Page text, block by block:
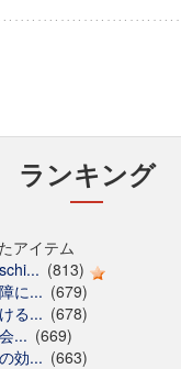
ランキング
アイテム
(813)
に... (679)
る... (678)
... (669)
効... (663)